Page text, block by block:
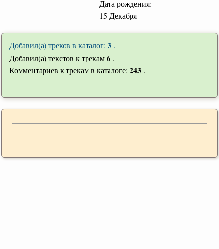
Дата рождения:
15 Декабря
Добавил(а) треков в каталог: 3 .
Добавил(а) текстов к трекам6 .
Комментариев к трекам в каталоге: 243 .